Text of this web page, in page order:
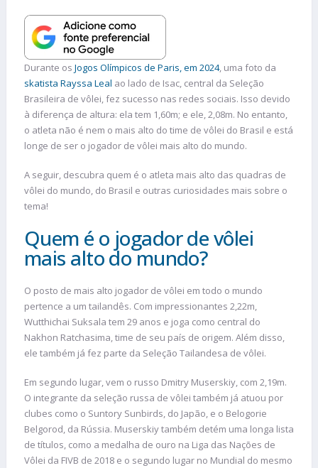
Durante os Jogos Olímpicos de Paris, em 2024, uma foto da
skatista Rayssa Leal ao lado de Isac, central da Seleção
Brasileira de vôlei, fez sucesso nas redes sociais. Isso devido
à diferença de altura: ela tem 1,60m; e ele, 2,08m. No entanto,
o atleta não é nem o mais alto do time de vôlei do Brasil e está
longe de ser o jogador de vôlei mais alto do mundo.
A seguir, descubra quem é o atleta mais alto das quadras de
vôlei do mundo, do Brasil e outras curiosidades mais sobre o
tema!
Quem é o jogador de vôlei
mais alto do mundo?
O posto de mais alto jogador de vôlei em todo o mundo
pertence a um tailandês. Com impressionantes 2,22m,
Wutthichai Suksala tem 29 anos e joga como central do
Nakhon Ratchasima, time de seu país de origem. Além disso,
ele também já fez parte da Seleção Tailandesa de vôlei.
Em segundo lugar, vem o russo Dmitry Muserskiy, com 2,19m.
O integrante da seleção russa de vôlei também já atuou por
clubes como o Suntory Sunbirds, do Japão, e o Belogorie
Belgorod, da Rússia. Muserskiy também detém uma longa lista
de títulos, como a medalha de ouro na Liga das Nações de
Vôlei da FIVB de 2018 e o segundo lugar no Mundial do mesmo